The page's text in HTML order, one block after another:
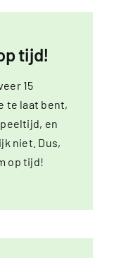
tijd!
15
te laat bent,
en
niet. Dus,
op tijd!